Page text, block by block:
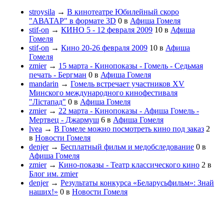
stroysila → В кинотеатре Юбилейный скоро
"АВАТАР" в формате 3D 0 в Афиша Гомеля
stif-on → КИНО 5 - 12 февраля 2009 10 в Афиша
Гомеля
stif-on → Кино 20-26 февраля 2009 10 в Афиша
Гомеля
zmier→ 15 марта - Кинопоказы - Гомель - Седьмая
печать - Бергман 0 в Афиша Гомеля
mandarin → Гомель встречает участников XV
Минского международного кинофестиваля
"Лiстапад" 0 в Афиша Гомеля
zmier→ 22 марта - Кинопоказы - Афиша Гомель -
Мертвец - Джармуш 6 в Афиша Гомеля
lvea → В Гомеле можно посмотреть кино под заказ 2
в Новости Гомеля
denjer→ Бесплатный фильм и медобследование 0 в
Афиша Гомеля
zmier→ Кино-показы - Театр классического кино 2 в
Блог им. zmier
denjer→ Результаты конкурса «Беларусьфильм»: Знай
наших!» 0 в Новости Гомеля